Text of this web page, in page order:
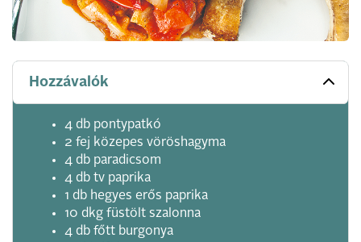
Hozzávalók
4 db pontypatkó
2 fej közepes vöröshagyma
4 db paradicsom
4 db tv paprika
1 db hegyes erős paprika
10 dkg füstölt szalonna
4 db főtt burgonya